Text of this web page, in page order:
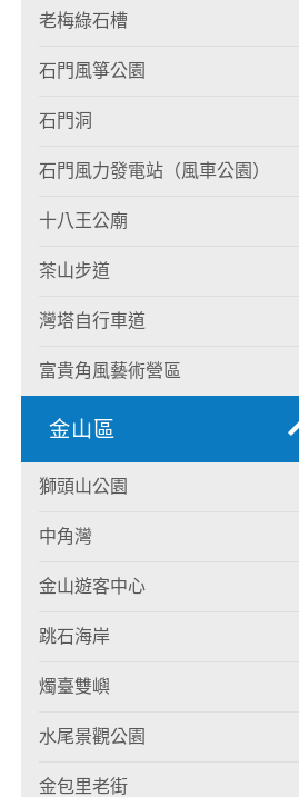
老梅綠石槽
石門風箏公園
石門洞
石門風力發電站（風車公園）
十八王公廟
茶山步道
灣塔自行車道
富貴角風藝術營區
金山區
獅頭山公園
中角灣
金山遊客中心
跳石海岸
燭臺雙嶼
水尾景觀公園
金包里老街